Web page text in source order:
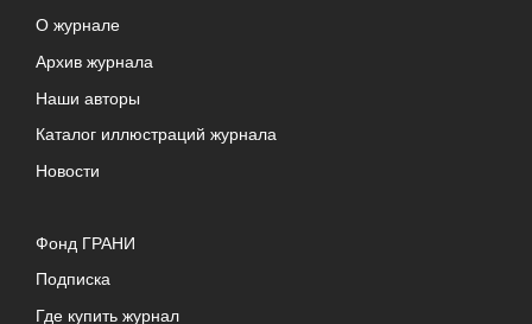
О журнале
Архив журнала
Наши авторы
Каталог иллюстраций журнала
Новости
Фонд ГРАНИ
Подписка
Где купить журнал